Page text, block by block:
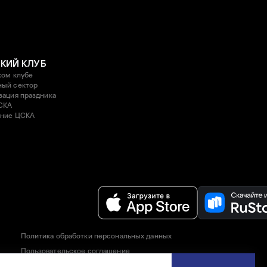
КЛУБ
клубе
сектор
праздника
ЦСКА
Политика обработки персональных данных
Пользовательское соглашение